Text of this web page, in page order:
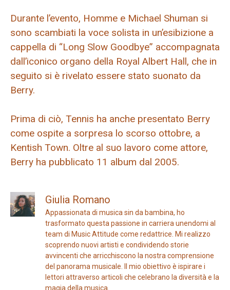
Durante l’evento, Homme e Michael Shuman si
sono scambiati la voce solista in un’esibizione a
cappella di “Long Slow Goodbye” accompagnata
dall’iconico organo della Royal Albert Hall, che in
seguito si è rivelato essere stato suonato da
Berry.
Prima di ciò, Tennis ha anche presentato Berry
come ospite a sorpresa lo scorso ottobre, a
Kentish Town. Oltre al suo lavoro come attore,
Berry ha pubblicato 11 album dal 2005.
Giulia Romano
Appassionata di musica sin da bambina, ho
trasformato questa passione in carriera unendomi al
team di Music Attitude come redattrice. Mi realizzo
scoprendo nuovi artisti e condividendo storie
avvincenti che arricchiscono la nostra comprensione
del panorama musicale. Il mio obiettivo è ispirare i
lettori attraverso articoli che celebrano la diversità e la
magia della musica.